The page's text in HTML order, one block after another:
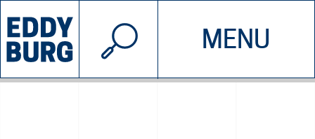
MENU
INIZIATIVE CHI SIAMO
© 2026 EDDYBURG